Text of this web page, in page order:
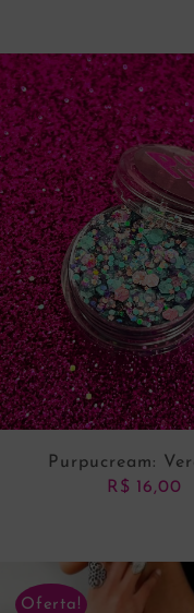
ADICIONAR AO
Purpucream:
R$ 16,00
Oferta!